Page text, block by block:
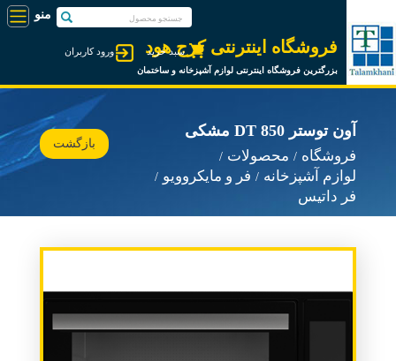
فروشگاه اینترنتی کرج هود
بزرگترین فروشگاه اینترنتی لوازم آشپزخانه و ساختمان
ورود کاربران سبد خرید
آون توستر DT 850 مشکی
فروشگاه
محصولات
لوازم آشپزخانه
فر و مایکروویو
فر داتیس
بازگشت